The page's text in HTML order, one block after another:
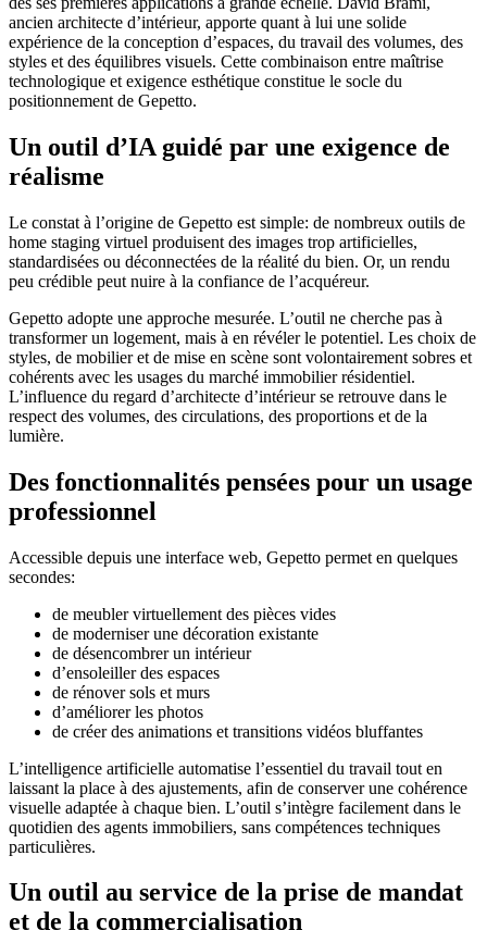
ancien architecte d’intérieur, apporte quant à lui une solide
expérience de la conception d’espaces, du travail des volumes, des
styles et des équilibres visuels. Cette combinaison entre maîtrise
technologique et exigence esthétique constitue le socle du
positionnement de Gepetto.
Un outil d’IA guidé par une exigence de
réalisme
Le constat à l’origine de Gepetto est simple: de nombreux outils de
home staging virtuel produisent des images trop artificielles,
standardisées ou déconnectées de la réalité du bien. Or, un rendu
peu crédible peut nuire à la confiance de l’acquéreur.
Gepetto adopte une approche mesurée. L’outil ne cherche pas à
transformer un logement, mais à en révéler le potentiel. Les choix de
styles, de mobilier et de mise en scène sont volontairement sobres et
cohérents avec les usages du marché immobilier résidentiel.
L’influence du regard d’architecte d’intérieur se retrouve dans le
respect des volumes, des circulations, des proportions et de la
lumière.
Des fonctionnalités pensées pour un usage
professionnel
Accessible depuis une interface web, Gepetto permet en quelques
secondes:
de meubler virtuellement des pièces vides
de moderniser une décoration existante
de désencombrer un intérieur
d’ensoleiller des espaces
de rénover sols et murs
d’améliorer les photos
de créer des animations et transitions vidéos bluffantes
L’intelligence artificielle automatise l’essentiel du travail tout en
laissant la place à des ajustements, afin de conserver une cohérence
visuelle adaptée à chaque bien. L’outil s’intègre facilement dans le
quotidien des agents immobiliers, sans compétences techniques
particulières.
Un outil au service de la prise de mandat
et de la commercialisation